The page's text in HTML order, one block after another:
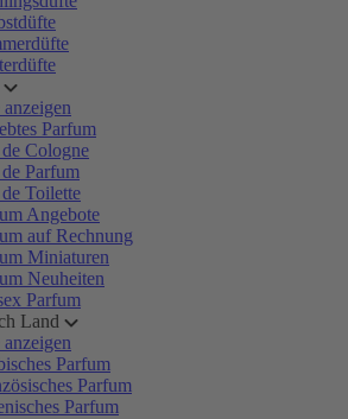
Parfum
Cologne
Parfum
Toilette
Angebote
auf Rechnung
Miniaturen
Neuheiten
Parfum
Land
Parfum
Parfum
Parfum